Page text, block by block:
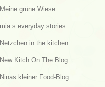
Meine grüne Wiese
mia.s everyday stories
Netzchen in the kitchen
New Kitch On The Blog
Ninas kleiner Food-Blog